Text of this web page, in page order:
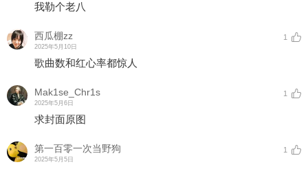
我勒个老八
西瓜棚zz
2025年5月10日
1
歌曲数和红心率都惊人
Mak1se_Chr1s
2025年5月6日
1
求封面原图
第一百零一次当野狗
2025年5月5日
1